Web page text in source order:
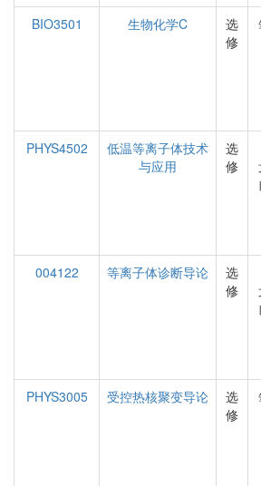
BIO3501
生物化学C
选
修
PHYS4502
低温等离子体技术
与应用
选
修
004122
等离子体诊断导论
选
修
PHYS3005
受控热核聚变导论
选
修